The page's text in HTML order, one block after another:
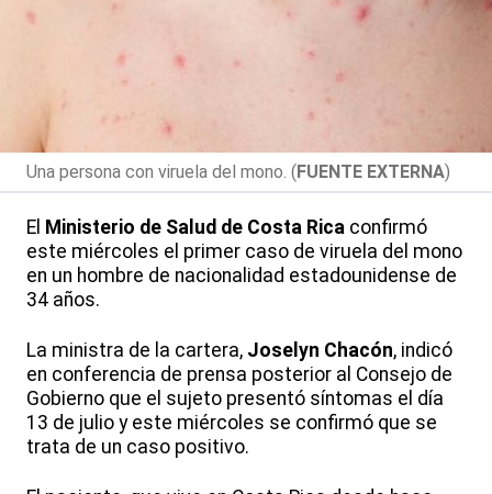
Una persona con viruela del mono. (FUENTE EXTERNA)
El Ministerio de Salud de Costa Rica confirmó
este miércoles el primer caso de viruela del mono
en un hombre de nacionalidad estadounidense de
34 años.
La ministra de la cartera, Joselyn Chacón, indicó
en conferencia de prensa posterior al Consejo de
Gobierno que el sujeto presentó síntomas el día
13 de julio y este miércoles se confirmó que se
trata de un caso positivo.